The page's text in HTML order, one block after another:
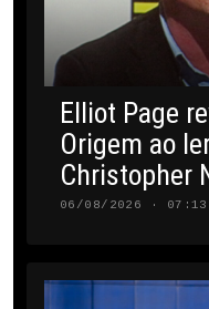
Elliot Page
Origem ao
Christopher
06/08/2026 · 07:13